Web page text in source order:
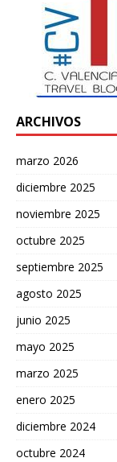
ARCHIVOS
marzo 2026
diciembre 2025
noviembre 2025
octubre 2025
septiembre 2025
agosto 2025
junio 2025
mayo 2025
marzo 2025
enero 2025
diciembre 2024
octubre 2024